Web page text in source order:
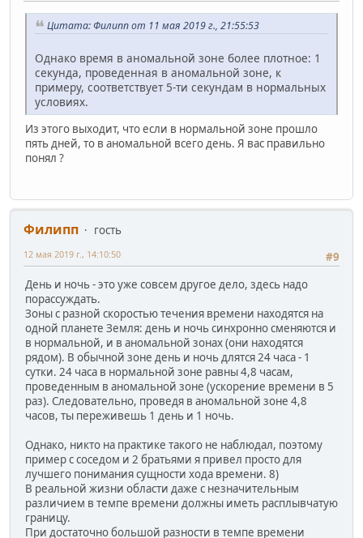
Цитата: Филипп от 11 мая 2019 г., 21:55:53
Однако время в аномальной зоне более плотное: 1
секунда, проведенная в аномальной зоне, к
примеру, соответствует 5-ти секундам в нормальных
условиях.
Из этого выходит, что если в нормальной зоне прошло
пять дней, то в аномальной всего день. Я вас правильно
понял ?
Филипп
гость
#9
12 мая 2019 г., 14:10:50
День и ночь - это уже совсем другое дело, здесь надо
порассуждать.
Зоны с разной скоростью течения времени находятся на
одной планете Земля: день и ночь синхронно сменяются и
в нормальной, и в аномальной зонах (они находятся
рядом). В обычной зоне день и ночь длятся 24 часа - 1
сутки. 24 часа в нормальной зоне равны 4,8 часам,
проведенным в аномальной зоне (ускорение времени в 5
раз). Следовательно, проведя в аномальной зоне 4,8
часов, ты переживешь 1 день и 1 ночь.
Однако, никто на практике такого не наблюдал, поэтому
пример с соседом и 2 братьями я привел просто для
лучшего понимания сущности хода времени. 8)
В реальной жизни области даже с незначительным
различием в темпе времени должны иметь расплывчатую
границу.
При достаточно большой разности в темпе времени